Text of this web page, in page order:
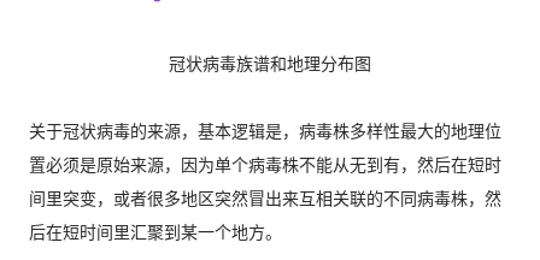
冠状病毒族谱和地理分布图
关于冠状病毒的来源，基本逻辑是，病毒株多样性最大的地理位
置必须是原始来源，因为单个病毒株不能从无到有，然后在短时
间里突变，或者很多地区突然冒出来互相关联的不同病毒株，然
后在短时间里汇聚到某一个地方。